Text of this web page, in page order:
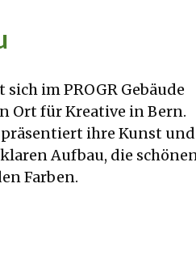
im PROGR Gebäude
Ort für Kreative in Bern.
präsentiert ihre Kunst und
Aufbau, die
Farben.